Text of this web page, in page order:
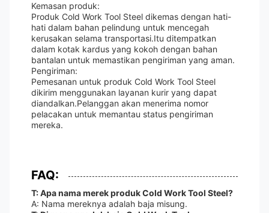
Kemasan produk:
Produk Cold Work Tool Steel dikemas dengan hati-
hati dalam bahan pelindung untuk mencegah
kerusakan selama transportasi.Itu ditempatkan
dalam kotak kardus yang kokoh dengan bahan
bantalan untuk memastikan pengiriman yang aman.
Pengiriman:
Pemesanan untuk produk Cold Work Tool Steel
dikirim menggunakan layanan kurir yang dapat
diandalkan.Pelanggan akan menerima nomor
pelacakan untuk memantau status pengiriman
mereka.
FAQ:
T: Apa nama merek produk Cold Work Tool Steel?
A: Nama mereknya adalah baja misung.